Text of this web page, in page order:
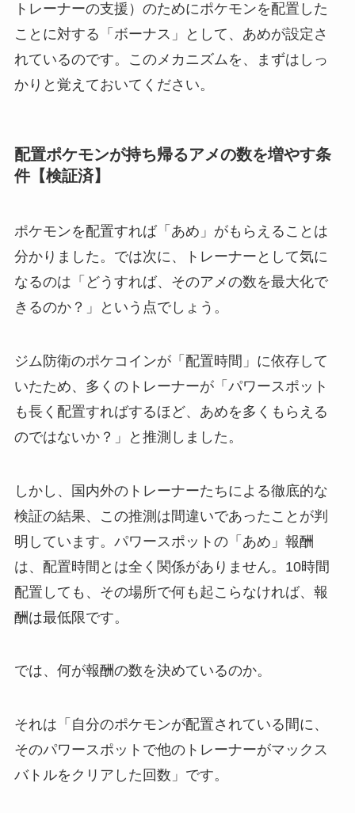
トレーナーの支援）のためにポケモンを配置した
ことに対する「ボーナス」として、あめが設定さ
れているのです。このメカニズムを、まずはしっ
かりと覚えておいてください。
配置ポケモンが持ち帰るアメの数を増やす条
件【検証済】
ポケモンを配置すれば「あめ」がもらえることは
分かりました。では次に、トレーナーとして気に
なるのは「どうすれば、そのアメの数を最大化で
きるのか？」という点でしょう。
ジム防衛のポケコインが「配置時間」に依存して
いたため、多くのトレーナーが「パワースポット
も長く配置すればするほど、あめを多くもらえる
のではないか？」と推測しました。
しかし、国内外のトレーナーたちによる徹底的な
検証の結果、この推測は間違いであったことが判
明しています。パワースポットの「あめ」報酬
は、配置時間とは全く関係がありません。10時間
配置しても、その場所で何も起こらなければ、報
酬は最低限です。
では、何が報酬の数を決めているのか。
それは「自分のポケモンが配置されている間に、
そのパワースポットで他のトレーナーがマックス
バトルをクリアした回数」です。